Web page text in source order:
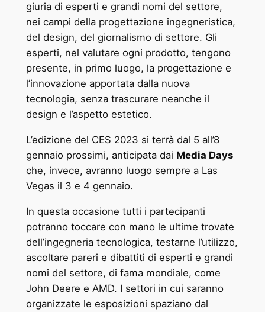
giuria di esperti e grandi nomi del settore,
nei campi della progettazione ingegneristica,
del design, del giornalismo di settore. Gli
esperti, nel valutare ogni prodotto, tengono
presente, in primo luogo, la progettazione e
l’innovazione apportata dalla nuova
tecnologia, senza trascurare neanche il
design e l’aspetto estetico.
L’edizione del CES 2023 si terrà dal 5 all’8
gennaio prossimi, anticipata dai Media Days
che, invece, avranno luogo sempre a Las
Vegas il 3 e 4 gennaio.
In questa occasione tutti i partecipanti
potranno toccare con mano le ultime trovate
dell’ingegneria tecnologica, testarne l’utilizzo,
ascoltare pareri e dibattiti di esperti e grandi
nomi del settore, di fama mondiale, come
John Deere e AMD. I settori in cui saranno
organizzate le esposizioni spaziano dal